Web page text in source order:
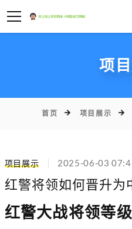
项
首页 项目展示
项目展示 2025-06-03
红警将领如何晋升为
红警大战将领等